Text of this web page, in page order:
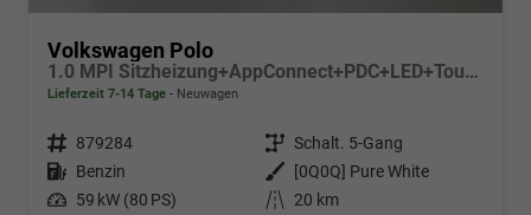
Volkswagen Polo
1.0 MPI Sitzheizung+AppConnect+PDC+LED+Touch+Lichtsensor+MultiLenkrad
Lieferzeit 7-14 Tage Neuwagen
Fahrzeugnr. 879284 Getriebe Schalt. 5-Gang
Kraftstoff Benzin Außenfarbe
[0Q0Q] Pure White
Leistung 59 kW (80 PS) Kilometerstand 20 km